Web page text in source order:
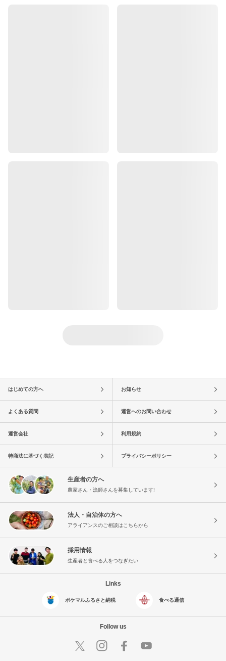
はじめての方へ お知らせ
よくある質問 運営へのお問い合わせ
運営会社 利用規約
特商法に基づく表記 プライバシーポリシー
生産者の方へ
農家さん・漁師さんを募集しています!
法人・自治体の方へ
アライアンスのご相談はこちらから
採用情報
生産者と食べる人をつなぎたい
Links
ポケマルふるさと納税 食べる通信
Follow us